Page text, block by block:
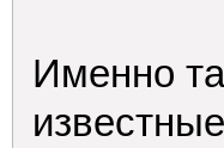
Именно